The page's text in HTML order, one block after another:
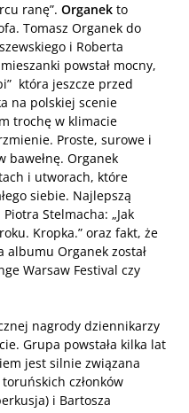
ranę”. Organek to
Tomasz Organek do
i Roberta
powstał mocny,
która jeszcze przed
na polskiej scenie
trochę w klimacie
Proste, surowe i
bawełnę. Organek
i utworach, które
siebie. Najlepszą
Stelmacha: „Jak
Kropka.” oraz fakt, że
albumu Organek został
Warsaw Festival czy
nagrody dziennikarzy
Grupa powstała kilka lat
jest silnie związana
członków
i Bartosza